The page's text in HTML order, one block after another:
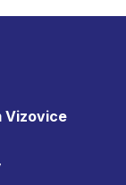
Vizovice